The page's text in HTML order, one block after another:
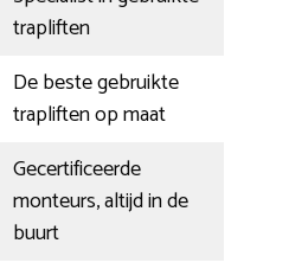
trapliften
De beste gebruikte
trapliften op maat
Gecertificeerde
monteurs, altijd in de
buurt